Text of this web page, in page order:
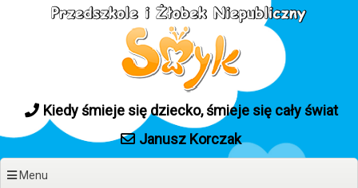
Przeskocz do treści
Kiedy śmieje się dziecko, śmieje się cały świat
Janusz Korczak
Menu